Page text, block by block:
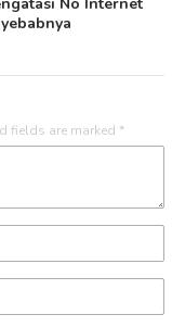
No Internet
fields are marked *